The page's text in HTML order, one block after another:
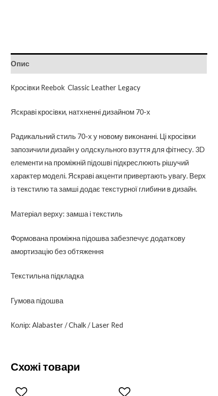
Опис
Кросівки Reebok Classic Leather Legacy
Яскраві кросівки, натхненні дизайном 70-х
Радикальний стиль 70-х у новому виконанні. Ці кросівки
запозичили дизайн у олдскульного взуття для фітнесу. 3D
елементи на проміжній підошві підкреслюють рішучий
характер моделі. Яскраві акценти привертають увагу. Верх
із текстилю та замші додає текстурної глибини в дизайн.
Матеріал верху: замша і текстиль
Формована проміжна підошва забезпечує додаткову
амортизацію без обтяження
Текстильна підкладка
Гумова підошва
Колір: Alabaster / Chalk / Laser Red
Схожі товари